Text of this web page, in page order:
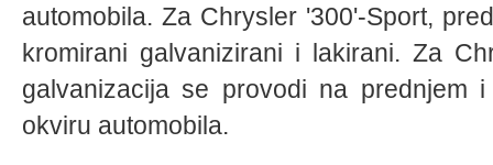
automobila. Za Chrysler '300'-Sport,
kromirani galvanizirani i lakirani. Za
galvanizacija se provodi na prednjem
okviru automobila.